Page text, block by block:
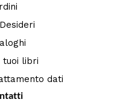
tuoi libri
dati